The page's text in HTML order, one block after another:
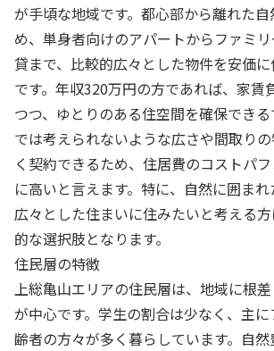
が手頃な地域です。都心部から離れた
め、単身者向けのアパートからファミ
貸まで、比較的広々とした物件を安価
です。年収320万円の方であれば、家賃
つつ、ゆとりのある住空間を確保でき
では考えられないような広さや間取り
く契約できるため、住居費のコストパ
に高いと言えます。特に、自然に囲まれ
広々とした住まいに住みたいと考える
的な選択肢となります。
住民層の特徴
上総亀山エリアの住民層は、地域に根
が中心です。学生の割合は少なく、主
齢者の方々が多く暮らしています。自